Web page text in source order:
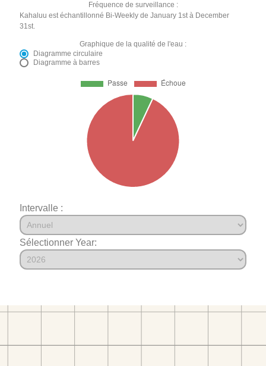
Fréquence de surveillance :
Kahaluu est échantillonné Bi-Weekly de January 1st à December
31st.
Graphique de la qualité de l'eau :
Diagramme circulaire
Diagramme à barres
Intervalle :
Sélectionner Year: